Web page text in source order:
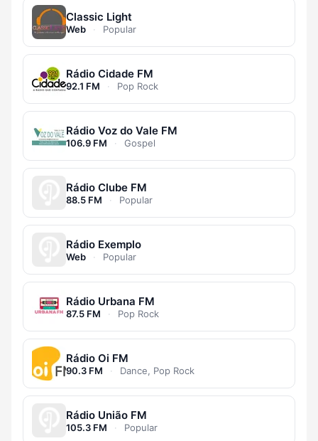
Classic Light
Web · Popular
Rádio Cidade FM
92.1 FM · Pop Rock
Rádio Voz do Vale FM
106.9 FM · Gospel
Rádio Clube FM
88.5 FM · Popular
Rádio Exemplo
Web · Popular
Rádio Urbana FM
87.5 FM · Pop Rock
Rádio Oi FM
90.3 FM · Dance, Pop Rock
Rádio União FM
105.3 FM · Popular